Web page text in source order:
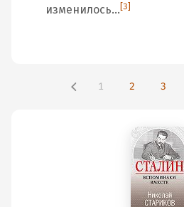
изменилось… [3]
1 2 3